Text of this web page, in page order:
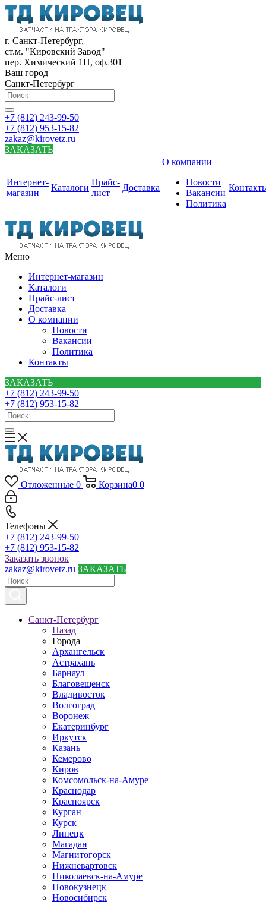
г. Санкт-Петербург,
ст.м. "Кировский Завод"
пер. Химический 1П, оф.301
Ваш город
Санкт-Петербург
+7 (812) 243-99-50
+7 (812) 953-15-82
zakaz@kirovetz.ru
ЗАКАЗАТЬ
Интернет-
магазин
Каталоги
Прайс-
лист
Доставка
О компании
Новости
Вакансии
Политика
Меню
Интернет-магазин
Каталоги
Прайс-лист
Доставка
О компании
Новости
Вакансии
Политика
Контакты
ЗАКАЗАТЬ
+7 (812) 243-99-50
+7 (812) 953-15-82
Отложенные 0 Корзина0 0
Телефоны
+7 (812) 243-99-50
+7 (812) 953-15-82
Заказать звонок
zakaz@kirovetz.ru ЗАКАЗАТЬ
Санкт-Петербург
Назад
Города
Архангельск
Астрахань
Барнаул
Благовещенск
Владивосток
Волгоград
Воронеж
Екатеринбург
Иркутск
Казань
Кемерово
Киров
Комсомольск-на-Амуре
Краснодар
Красноярск
Курган
Курск
Липецк
Магадан
Магнитогорск
Нижневартовск
Николаевск-на-Амуре
Новокузнецк
Новосибирск